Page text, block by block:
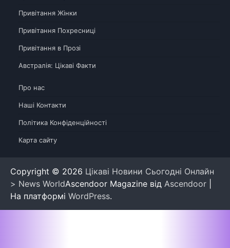
Привітання Жінки
Привітання Похресниці
Привітання в Прозі
Австралія: Цікаві Факти
Про нас
Наші Контакти
Політика Конфіденційності
Карта сайту
Copyright © 2026 Цікаві Новини Сьогодні Онлайн
> News WorldAscendoor Magazine від Ascendoor
На платформі WordPress.